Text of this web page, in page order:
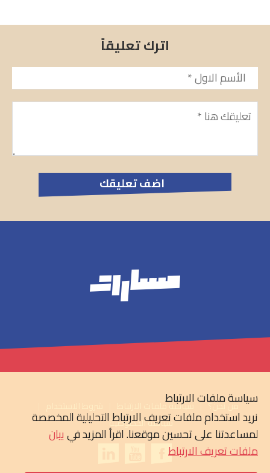
سياسة ملفات الارتباط
نريد استخدام ملفات تعريف الارتباط التحليلية المخصصة
لمساعدتنا على تحسين موقعنا. اقرأ المزيد فيبيان
ملفات تعريف الارتباط
اترك تعليقاً
الأسم*
تعليق
من نحن؟ سياسة ملفات الارتباط
سياسة الخصوصية